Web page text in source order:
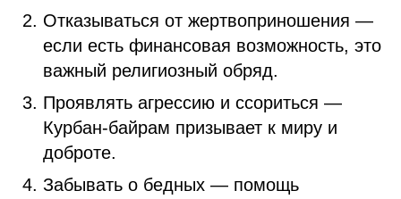
Отказываться от жертвоприношения —
если есть финансовая возможность, это
важный религиозный обряд.
Проявлять агрессию и ссориться —
Курбан-байрам призывает к миру и
доброте.
Забывать о бедных — помощь